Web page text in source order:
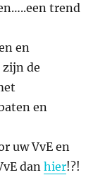
trend
en
zijn de
en
uw VvE en
danhier!?!